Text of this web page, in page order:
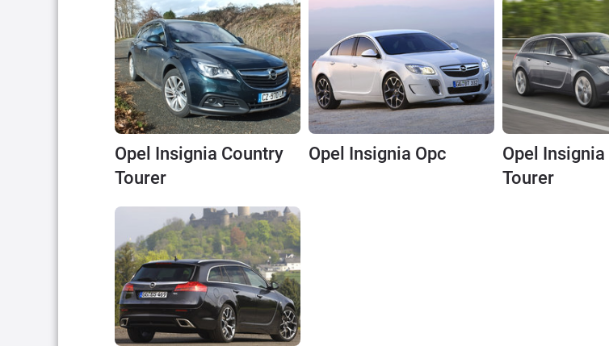
Opel Insignia Country
Tourer
Opel Insignia Opc
Opel
Tourer